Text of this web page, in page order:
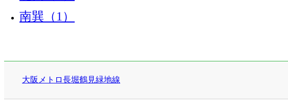
南巽（1）
大阪メトロ長堀鶴見緑地線